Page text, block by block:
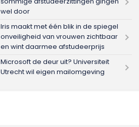
wel door
Iris maakt met één blik in de spiegel
onveiligheid van vrouwen zichtbaar
en wint daarmee afstudeerprijs
Microsoft de deur uit? Universiteit
Utrecht wil eigen mailomgeving